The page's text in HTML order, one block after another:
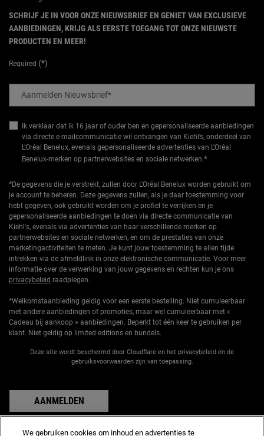
SCHRIJF JE IN VOOR ONZE NIEUWSBRIEF EN GENIET VAN EXCLUSIEVE
AANBIEDINGEN, KRIJG ALS EERSTE TOEGANG TOT ONZE NIEUWSTE
PRODUCTEN EN MEER!
Required (*)
Aanmelden Nieuwsbrief*
Ik verklaar dat ik 16 jaar of ouder ben en gepersonaliseerde aanbiedingen
via directe e-mailcommunicatie wil ontvangen van Kiehl’s, onderdeel van
L’Oréal Benelux, evenals gepersonaliseerde advertenties van L’Oréal
Benelux-merken op partnerwebsites en sociale netwerken.*
*De gegevens die je verstrekt, zullen door L'Oréal Benelux worden gebruikt om
je account te beheren. Deze gegevens zullen, als je daar toestemming voor
hebt gegeven, ook gebruikt worden om je profiel te verrijken en je
gepersonaliseerde aanbiedingen te doen via directe communicatie van
Kiehl's, evenals via advertenties van haar verschillende merken op
partnerwebsites en sociale netwerken, en om de prestaties van onze
marketingactiviteiten te meten. Je kunt jouw toestemming te allen tijde
intrekken via de afmeldlink in onze elektronische communicatie. Voor meer
informatie over de verwerking van jouw gegevens en rechten kun je ons
privacybeleid raadplegen.
*Welkomstaanbieding geldig voor een eerste bestelling. Niet cumuleerbaar
met andere aanbiedingen of promoties, maar wel cumuleerbaar met «
Cadeau bij aankoop » aanbiedingen. Beperkt tot één keer te gebruiken per
klant. Niet geldig op limited editions en bundels.
Deze site wordt beschermd door Cloudflare en het privacybeleid en de
gebruiksvoorwaarden zijn van toepassing.
AANMELDEN
We gebruiken cookies om inhoud en advertenties te